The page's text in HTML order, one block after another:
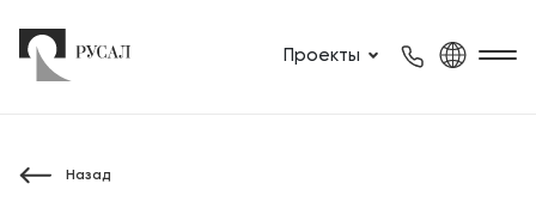
Проекты
Назад